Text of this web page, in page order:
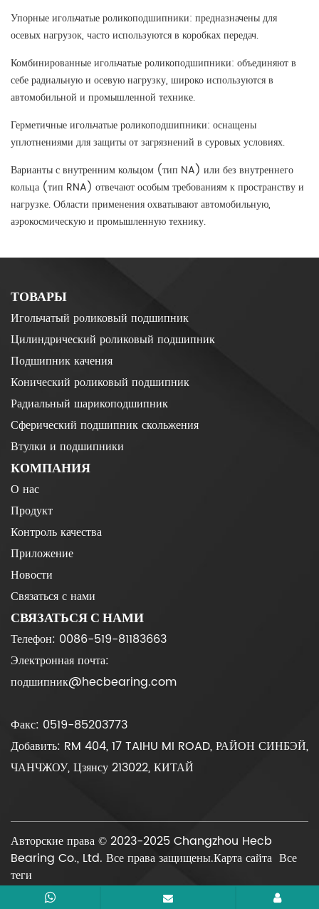
Упорные игольчатые роликоподшипники: предназначены для
осевых нагрузок, часто используются в коробках передач.
Комбинированные игольчатые роликоподшипники: объединяют в
себе радиальную и осевую нагрузку, широко используются в
автомобильной и промышленной технике.
Герметичные игольчатые роликоподшипники: оснащены
уплотнениями для защиты от загрязнений в суровых условиях.
Варианты с внутренним кольцом (тип NA) или без внутреннего
кольца (тип RNA) отвечают особым требованиям к пространству и
нагрузке. Области применения охватывают автомобильную,
аэрокосмическую и промышленную технику.
ТОВАРЫ
Игольчатый роликовый подшипник
Цилиндрический роликовый подшипник
Подшипник качения
Конический роликовый подшипник
Радиальный шарикоподшипник
Сферический подшипник скольжения
Втулки и подшипники
КОМПАНИЯ
О нас
Продукт
Контроль качества
Приложение
Новости
Связаться с нами
СВЯЗАТЬСЯ С НАМИ
Телефон: 0086-519-81183663
Электронная почта:
подшипник@hecbearing.com
Факс: 0519-85203773
Добавить: RM 404, 17 TAIHU MI ROAD, РАЙОН СИНБЭЙ,
ЧАНЧЖОУ, Цзянсу 213022, КИТАЙ
Авторские права © 2023-2025 Changzhou Hecb
Bearing Co., Ltd. Все права защищены.Карта сайта Все
теги